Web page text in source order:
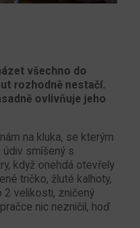
všechno do
rozhodně nestačí.
ovlivňuje jeho
na kluka, se kterým
údiv smíšený s
když onehdá otevřely
tričko, žluté kalhoty,
2 velikosti, zničený
nic nezničil, hoď